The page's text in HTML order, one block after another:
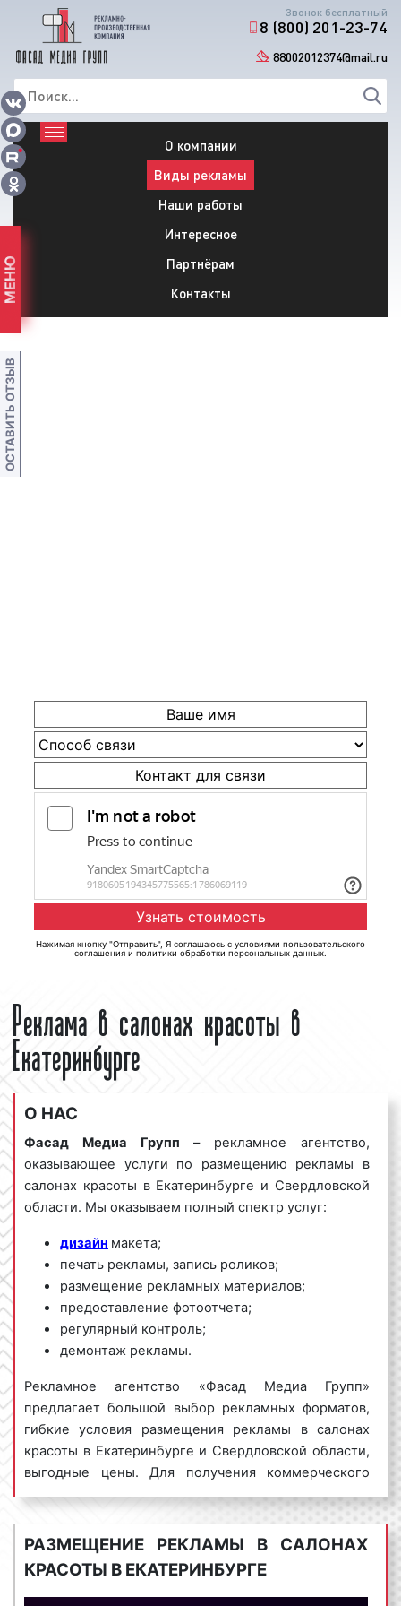
Звонок бесплатный
8 (800) 201-23-74
88002012374@mail.ru
О компании
Виды рекламы
Наши работы
Интересное
Партнёрам
Контакты
Нажимая кнопку "Отправить", Я соглашаюсь с условиями пользовательского
соглашения и политики обработки персональных данных
Реклама в салонах красоты в
Екатеринбурге
О НАС
Фасад Медиа Групп – рекламное агентство,
оказывающее услуги по размещению рекламы в
салонах красоты в Екатеринбурге и Свердловской
области. Мы оказываем полный спектр услуг:
дизайн макета;
печать рекламы, запись роликов;
размещение рекламных материалов;
предоставление фотоотчета;
регулярный контроль;
демонтаж рекламы.
Рекламное агентство «Фасад Медиа Групп»
предлагает большой выбор рекламных форматов,
гибкие условия размещения рекламы в салонах
красоты в Екатеринбурге и Свердловской области,
выгодные цены. Для получения коммерческого
предложения по размещению рекламы в салонах
красоты в Екатеринбурге обращайтесь по
телефону:8 800 201-23-74 или оставьте заявку на
Размещение рекламы в
«под ключ» гарантируем!
РАЗМЕЩЕНИЕ РЕКЛАМЫ В САЛОНАХ
КРАСОТЫ В ЕКАТЕРИНБУРГЕ
МЕНЮ
ОСТАВИТЬ ОТЗЫВ